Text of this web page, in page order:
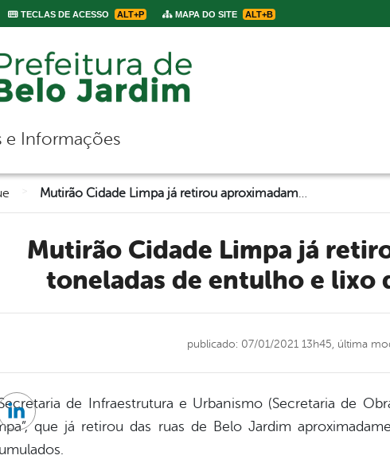
TECLAS DE ACESSO ALT+P MAPA DO SITE ALT+B
de navegação
e Informações
Mutirão Cidade Limpa já retirou aproximadamente 300
toneladas de entulho e lixo
publicado: 07/01/2021 13h45, última
de Infraestrutura e Urbanismo (Secretaria de
que já retirou das ruas de Belo Jardim
Linkedin